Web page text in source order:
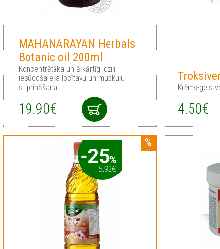
MAHANARAYAN Herbals
Botanic oil 200ml
Koncentrētāka un ārkārtīgi dziļi
iesūcoša eļļa locītavu un muskuļu
stiprināšanai
19.90€
Krēms-gels
4.50€